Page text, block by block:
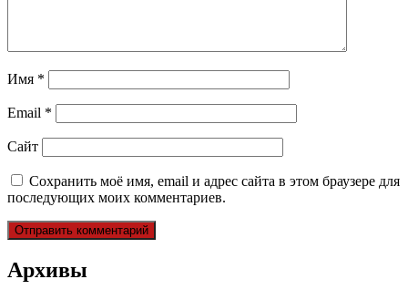
Имя *
Email *
Сайт
Сохранить моё имя, email и адрес сайта в этом браузере для
последующих моих комментариев.
Архивы